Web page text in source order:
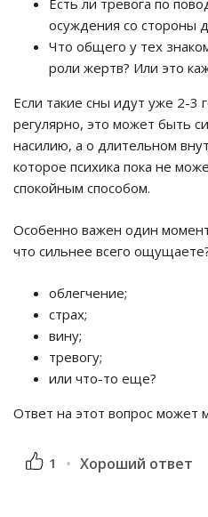
Есть ли тревога по
осуждения со стороны
Что общего у тех
роли жертв? Или это
Если такие сны идут уже 2-3
регулярно, это может быть
насилию, а о длительном
которое психика пока не
спокойным способом.
Особенно важен один
что сильнее всего
облегчение;
страх;
вину;
тревогу;
или что-то еще?
Ответ на этот вопрос может
1 Хороший ответ